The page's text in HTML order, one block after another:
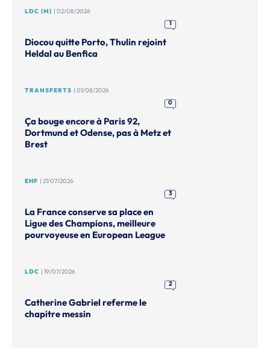
LDC (M) | 02/08/2026
1
Diocou quitte Porto, Thulin rejoint
Heldal au Benfica
TRANSFERTS | 01/08/2026
0
Ça bouge encore à Paris 92,
Dortmund et Odense, pas à Metz et
Brest
EHF | 21/07/2026
3
La France conserve sa place en
Ligue des Champions, meilleure
pourvoyeuse en European League
LDC | 19/07/2026
2
Catherine Gabriel referme le
chapitre messin